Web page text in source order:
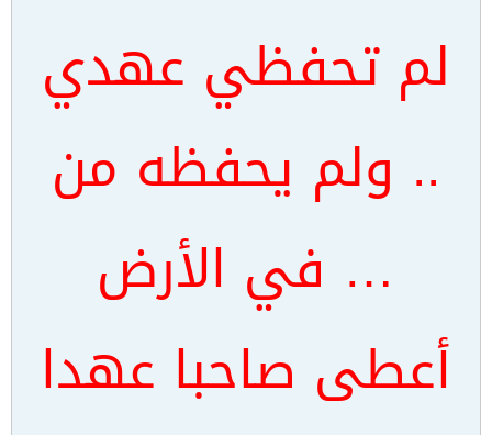
لم تحفظي عهدي
.. ولم يحفظه من
… في الأرض
أعطى صاحبا عهدا